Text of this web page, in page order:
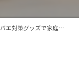
グッズで家庭の衛生を守る即効＆予防法まとめ